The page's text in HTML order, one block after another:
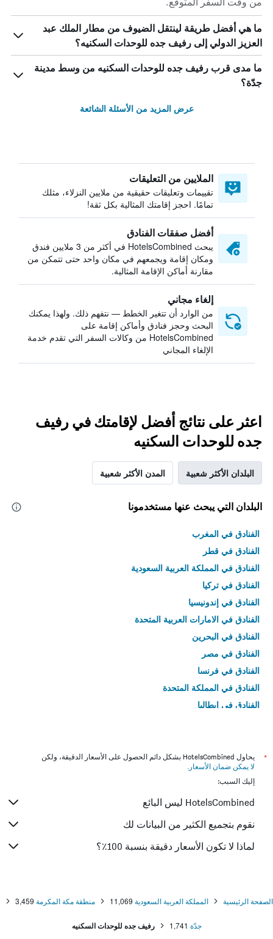
ما هي أفضل طريقة لينتقل الضيوف من مطار الملك عبد
العزيز الدولي إلى رفيف جده للوحدات السكنيه؟
ما مدى قرب رفيف جده للوحدات السكنيه من وسط مدينة
جدّة؟
عرض المزيد من الأسئلة الشائعة
الملايين من التعليقات
تقييمات وتعليقات حقيقية من ملايين النزلاء، مثلك
تمامًا. احجز إقامتك المثالية بكل ثقة!
أفضل صفقات الفنادق
يبحث HotelsCombined في أكثر من 3 ملايين فندق
ومكان إقامة ويجمعهم في مكان واحد حتى تتمكن من
مقارنة أماكن الإقامة المثالية.
إلغاء مجاني
من الوارد أن تتغير الخطط — نتفهم ذلك. ولهذا يمكنك
البحث وحجز فنادق وأماكن إقامة على
HotelsCombined من وكالات السفر التي تقدم خدمة
الإلغاء المجاني
اعثر على نتائج أفضل لإقامتك في رفيف
جده للوحدات السكنيه
البلدان الأكثر شعبية المدن الأكثر شعبية
البلدان التي يبحث عنها مستخدمونا
الفنادق في المغرب
الفنادق في قطر
الفنادق في المملكة العربية السعودية
الفنادق في تركيا
الفنادق في إندونيسيا
الفنادق في الامارات العربية المتحدة
الفنادق في البحرين
الفنادق في مصر
الفنادق في فرنسا
الفنادق في المملكة المتحدة
الفنادق في إيطاليا
*
يحاول HotelsCombined بشكل دائم الحصول على الأسعار الدقيقة، ولكن
لا يمكن ضمان الأسعار .
إليك السبب:
HotelsCombined ليس البائع
نقوم بتجميع الكثير من البيانات لك
لماذا لا تكون الأسعار دقيقة بنسبة 100٪؟
الصفحة الرئيسية المملكة العربية السعودية 11,069 منطقة مكة المكرمة 3,459
جدّة 1,741 رفيف جده للوحدات السكنيه